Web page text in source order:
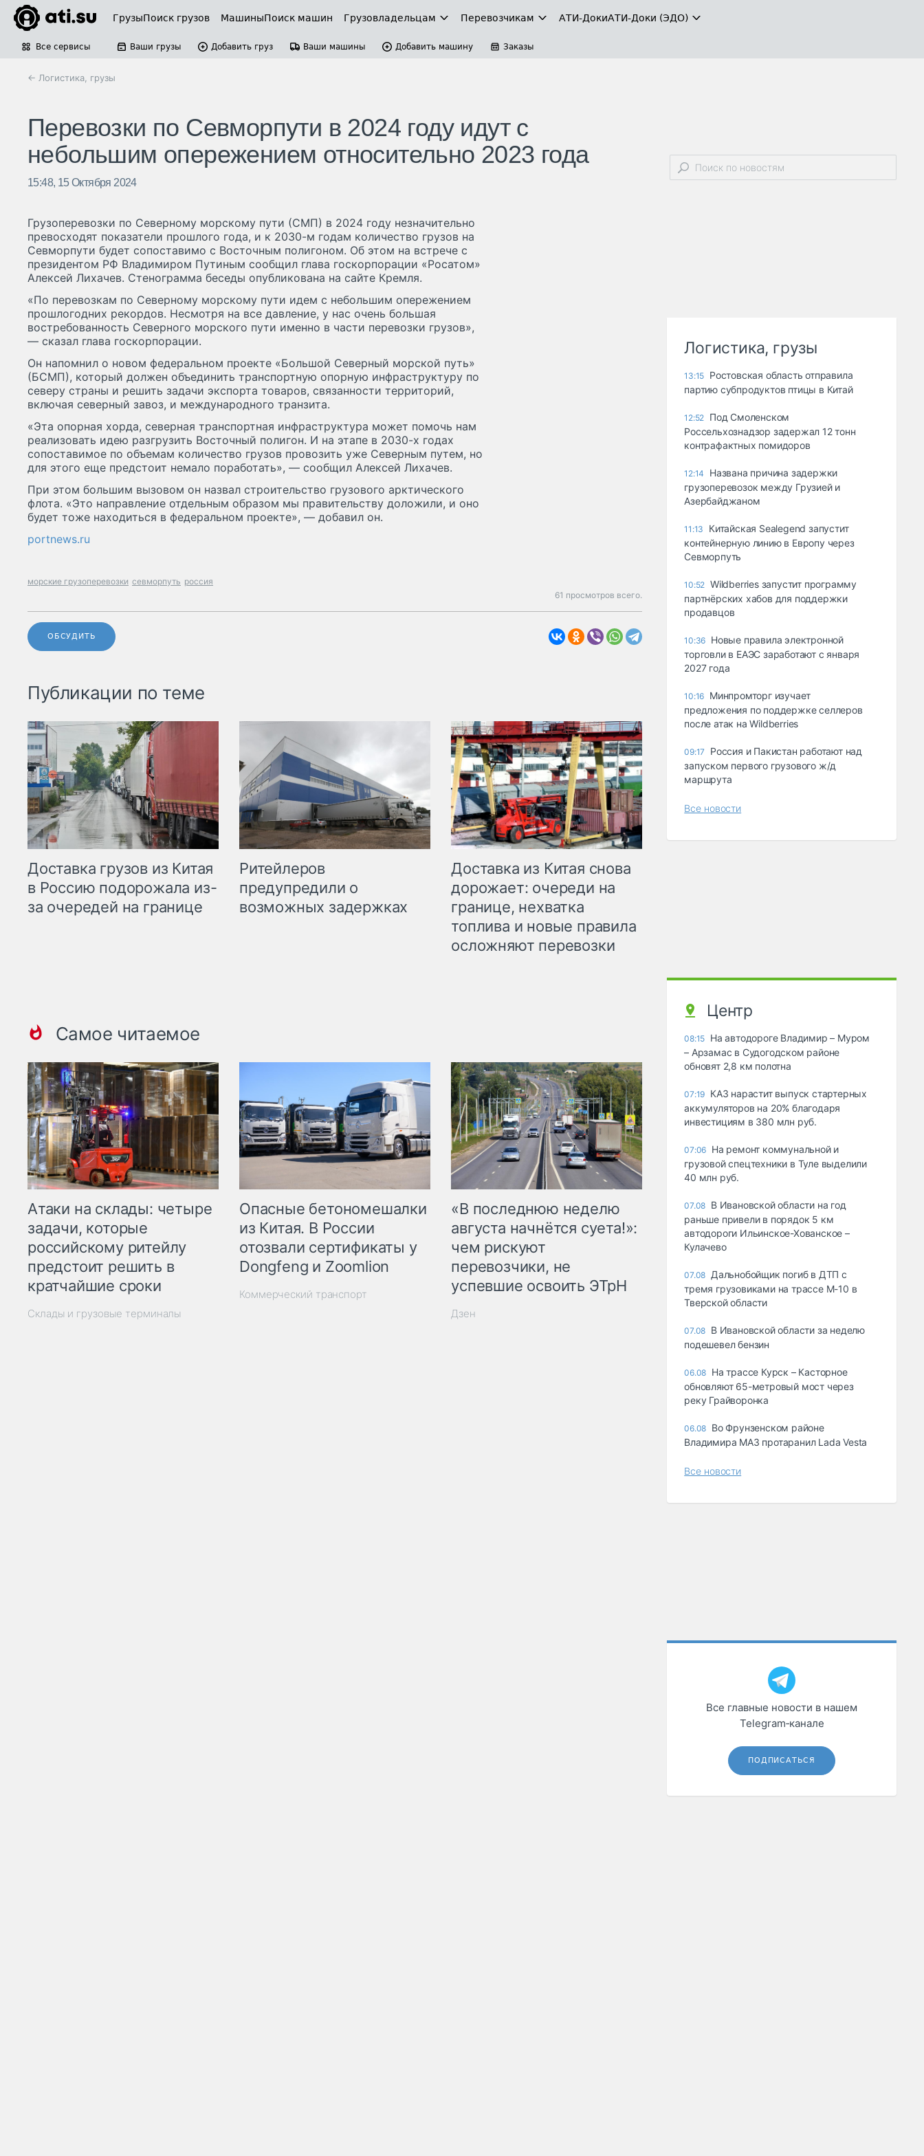
ГрузыПоиск грузов МашиныПоиск машин Грузовладельцам Перевозчикам АТИ-ДокиАТИ-Доки (ЭДО)
Все сервисы Ваши грузы Добавить груз Ваши машины Добавить машину Заказы
← Логистика, грузы
Перевозки по Севморпути в 2024 году идут с
небольшим опережением относительно 2023 года
15:48, 15 Октября 2024
Грузоперевозки по Северному морскому пути (СМП) в 2024 году незначительно
превосходят показатели прошлого года, и к 2030-м годам количество грузов на
Севморпути будет сопоставимо с Восточным полигоном. Об этом на встрече с
президентом РФ Владимиром Путиным сообщил глава госкорпорации «Росатом»
Алексей Лихачев. Стенограмма беседы опубликована на сайте Кремля.
«По перевозкам по Северному морскому пути идем с небольшим опережением
прошлогодних рекордов. Несмотря на все давление, у нас очень большая
востребованность Северного морского пути именно в части перевозки грузов»,
— сказал глава госкорпорации.
Он напомнил о новом федеральном проекте «Большой Северный морской путь»
(БСМП), который должен объединить транспортную опорную инфраструктуру по
северу страны и решить задачи экспорта товаров, связанности территорий,
включая северный завоз, и международного транзита.
«Эта опорная хорда, северная транспортная инфраструктура может помочь нам
реализовать идею разгрузить Восточный полигон. И на этапе в 2030-х годах
сопоставимое по объемам количество грузов провозить уже Северным путем, но
для этого еще предстоит немало поработать», — сообщил Алексей Лихачев.
При этом большим вызовом он назвал строительство грузового арктического
флота. «Это направление отдельным образом мы правительству доложили, и оно
будет тоже находиться в федеральном проекте», — добавил он.
portnews.ru
морские грузоперевозки севморпуть россия
61 просмотров всего.
ОБСУДИТЬ
Публикации по теме
Доставка грузов из Китая
в Россию подорожала из-
за очередей на границе
Ритейлеров
предупредили о
возможных задержках
Доставка из Китая снова
дорожает: очереди на
границе, нехватка
топлива и новые правила
осложняют перевозки
Самое читаемое
Атаки на склады: четыре
задачи, которые
российскому ритейлу
предстоит решить в
кратчайшие сроки
Склады и грузовые терминалы
Опасные бетономешалки
из Китая. В России
отозвали сертификаты у
Dongfeng и Zoomlion
Коммерческий транспорт
«В последнюю неделю
августа начнётся суета!»:
чем рискуют
перевозчики, не
успевшие освоить ЭТрН
Дзен
Логистика, грузы
13:15 Ростовская область отправила
партию субпродуктов птицы в Китай
12:52 Под Смоленском
Россельхознадзор задержал 12 тонн
контрафактных помидоров
12:14
Названа причина задержки
грузоперевозок между Грузией и
Азербайджаном
11:13
Китайская Sealegend запустит
контейнерную линию в Европу через
Севморпуть
10:52 Wildberries запустит программу
партнёрских хабов для поддержки
продавцов
10:36 Новые правила электронной
торговли в ЕАЭС заработают с января
2027 года
10:16 Минпромторг изучает
предложения по поддержке селлеров
после атак на Wildberries
09:17
Россия и Пакистан работают над
запуском первого грузового ж/д
маршрута
Все новости
Центр
08:15 На автодороге Владимир – Муром
– Арзамас в Судогодском районе
обновят 2,8 км полотна
07:19 КАЗ нарастит выпуск стартерных
аккумуляторов на 20% благодаря
инвестициям в 380 млн руб.
07:06 На ремонт коммунальной и
грузовой спецтехники в Туле выделили
40 млн руб.
07.08 В Ивановской области на год
раньше привели в порядок 5 км
автодороги Ильинское-Хованское –
Кулачево
07.08 Дальнобойщик погиб в ДТП с
тремя грузовиками на трассе М-10 в
Тверской области
07.08 В Ивановской области за неделю
подешевел бензин
06.08 На трассе Курск – Касторное
обновляют 65-метровый мост через
реку Грайворонка
06.08 Во Фрунзенском районе
Владимира МАЗ протаранил Lada Vesta
Все новости
Все главные новости в нашем
Telegram‑канале
ПОДПИСАТЬСЯ